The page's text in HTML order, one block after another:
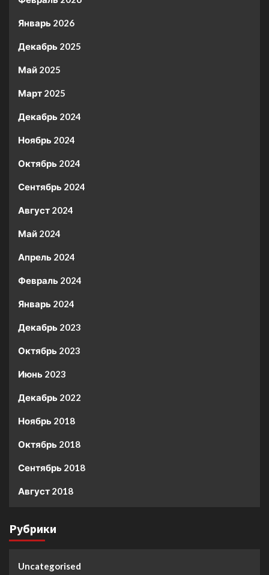
Январь 2026
Декабрь 2025
Май 2025
Март 2025
Декабрь 2024
Ноябрь 2024
Октябрь 2024
Сентябрь 2024
Август 2024
Май 2024
Апрель 2024
Февраль 2024
Январь 2024
Декабрь 2023
Октябрь 2023
Июнь 2023
Декабрь 2022
Ноябрь 2018
Октябрь 2018
Сентябрь 2018
Август 2018
Рубрики
Uncategorised